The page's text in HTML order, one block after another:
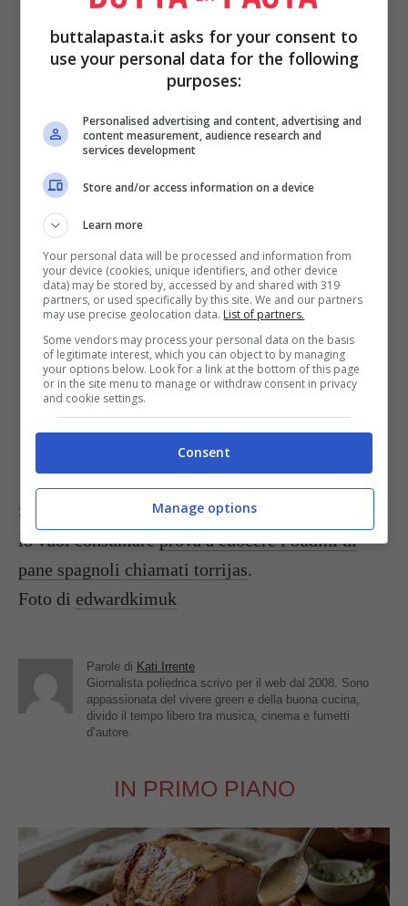
Prosegui la cottura per altri 35 minuti, fai
la prova dello stecchino (infilalo nel
assicurati che sia asciutto) e se esce umido
il budino di biscotti.
Sforna e lascia raffreddare a temperatura
ambiente, poi passa lo stampo in frigo per
3 ore almeno.
Per sformarlo meglio metti poi lo stampo
in un contenitore pieno di acqua calda e
infila la lama di un coltello lungo i bordi.
Gira su un piatto e
biscotti con una salsa al cioccolato.
Se invece è del pane che è rimasto fra gli avanzi e
lo vuoi consumareprova a cuocere i budini di
pane spagnoli chiamati torrijas.
Foto di edwardkimuk
Parole di Kati Irrente
Giornalista poliedrica scrivo per il web dal 2008. Sono
appassionata del vivere green e della buona cucina,
divido il tempo libero tra musica, cinema e fumetti
d’autore.
IN PRIMO PIANO
buttalapasta.it asks for your consent to
use your personal data for the following
purposes:
Personalised advertising and content, advertising and
content measurement, audience research and
services development
Store and/or access information on a device
Learn more
Your personal data will be processed and information from
your device (cookies, unique identifiers, and other device
data) may be stored by, accessed by and shared with 319
partners, or used specifically by this site. We and our partners
may use precise geolocation data. List of partners.
Some vendors may process your personal data on the basis
of legitimate interest, which you can object to by managing
your options below. Look for a link at the bottom of this page
or in the site menu to manage or withdraw consent in privacy
and cookie settings.
Consent
Manage options